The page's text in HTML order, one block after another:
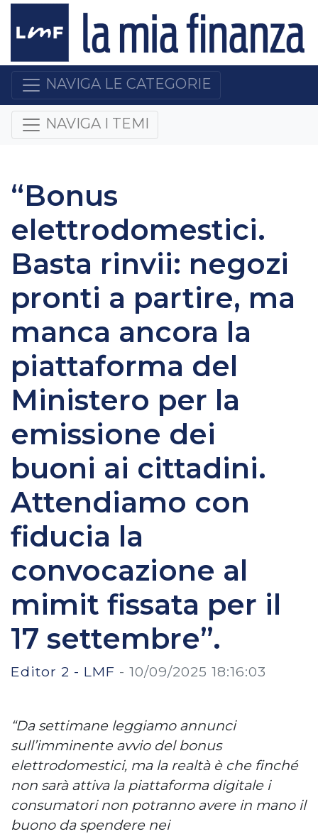
NAVIGA LE CATEGORIE
NAVIGA I TEMI
“Bonus
elettrodomestici.
Basta rinvii: negozi
pronti a partire, ma
manca ancora la
piattaforma del
Ministero per la
emissione dei
buoni ai cittadini.
Attendiamo con
fiducia la
convocazione al
mimit fissata per il
17 settembre”.
Editor 2 - LMF - 10/09/2025 18:16:03
“Da settimane leggiamo annunci
sull’imminente avvio del bonus
elettrodomestici, ma la realtà è che finché
non sarà attiva la piattaforma digitale i
consumatori non potranno avere in mano il
buono da spendere nei